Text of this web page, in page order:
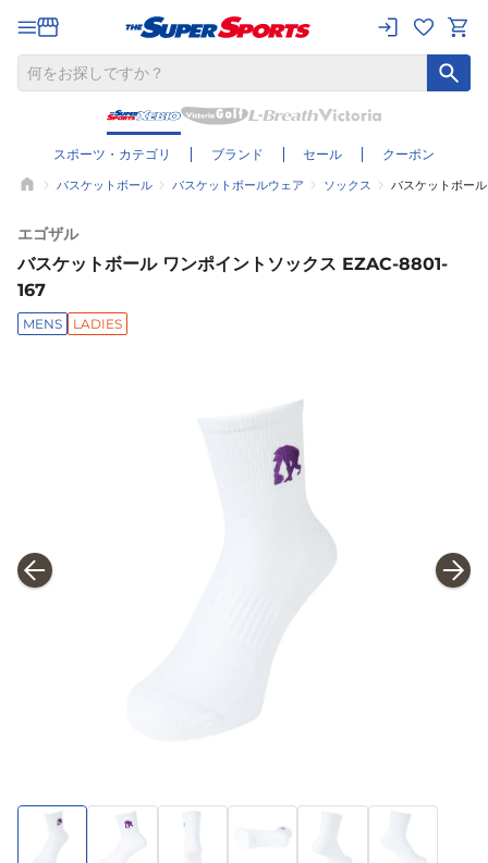
スポーツ・カテゴリ ブランド セール クーポン
バスケットボール バスケットボールウェア ソックス バスケットボー
エゴザル
バスケットボール ワンポイントソックス EZAC-8801-
167
MENS LADIES